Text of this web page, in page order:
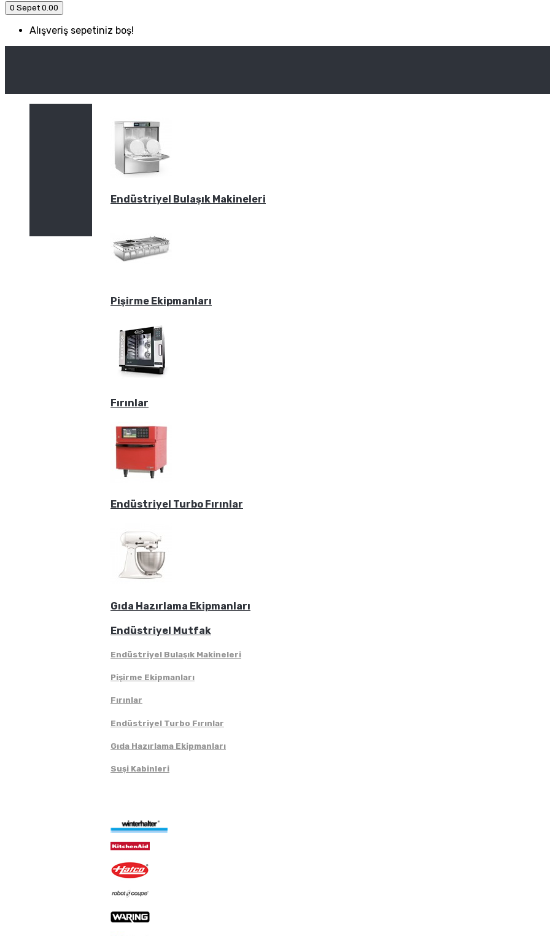
0 Sepet 0.00
Alışveriş sepetiniz boş!
Kategori
Endüstriyel Bulaşık Makineleri
Pişirme Ekipmanları
Fırınlar
Endüstriyel Turbo Fırınlar
Gıda Hazırlama Ekipmanları
Endüstriyel Mutfak
Endüstriyel Bulaşık Makineleri
Pişirme Ekipmanları
Fırınlar
Endüstriyel Turbo Fırınlar
Gıda Hazırlama Ekipmanları
Suşi Kabinleri